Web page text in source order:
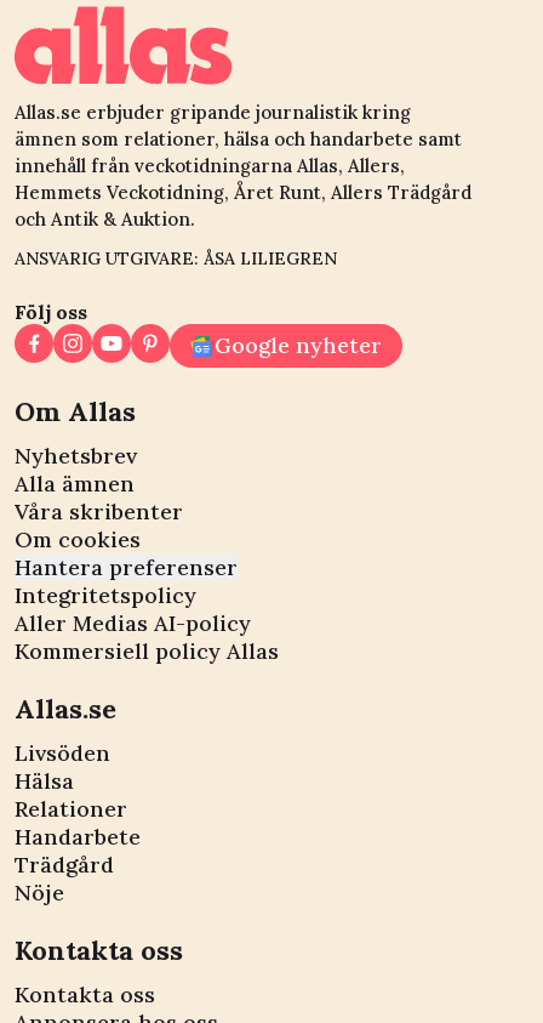
Allas.se erbjuder gripande journalistik kring
ämnen som relationer, hälsa och handarbete samt
innehåll från veckotidningarna Allas, Allers,
Hemmets Veckotidning, Året Runt, Allers Trädgård
och Antik & Auktion.
ANSVARIG UTGIVARE: ÅSA LILIEGREN
Följ oss
Google nyheter
Om Allas
Nyhetsbrev
Alla ämnen
Våra skribenter
Om cookies
Hantera preferenser
Integritetspolicy
Aller Medias AI-policy
Kommersiell policy Allas
Allas.se
Livsöden
Hälsa
Relationer
Handarbete
Trädgård
Nöje
Kontakta oss
Kontakta oss